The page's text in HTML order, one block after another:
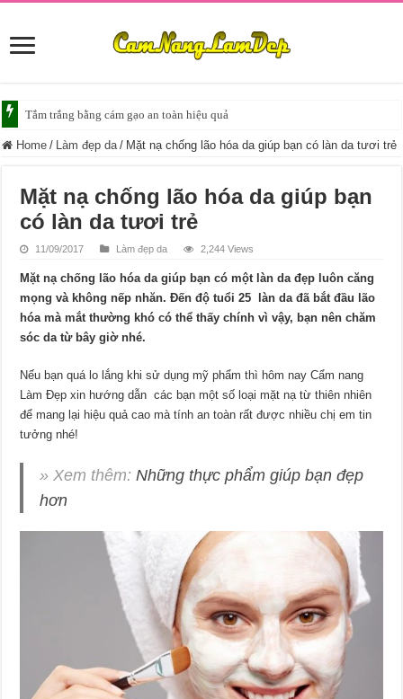
Tắm trắng da với bia giúp da sáng mịn
Home / Làm đẹp da / Mặt nạ chống lão hóa da giúp bạn có làn da tươi trẻ
Mặt nạ chống lão hóa da giúp bạn
có làn da tươi trẻ
11/09/2017 Làm đẹp da 2,244 Views
Mặt nạ chống lão hóa da giúp bạn có một làn da đẹp luôn căng
mọng và không nếp nhăn. Đến độ tuổi 25 làn da đã bắt đầu lão
hóa mà mắt thường khó có thể thấy chính vì vậy, bạn nên chăm
sóc da từ bây giờ nhé.
Nếu bạn quá lo lắng khi sử dụng mỹ phẩm thì hôm nay Cẩm nang
Làm Đẹp xin hướng dẫn các bạn một số loại mặt nạ từ thiên nhiên
để mang lại hiệu quả cao mà tính an toàn rất được nhiều chị em tin
tưởng nhé!
» Xem thêm:Những thực phẩm giúp bạn đẹp
hơn